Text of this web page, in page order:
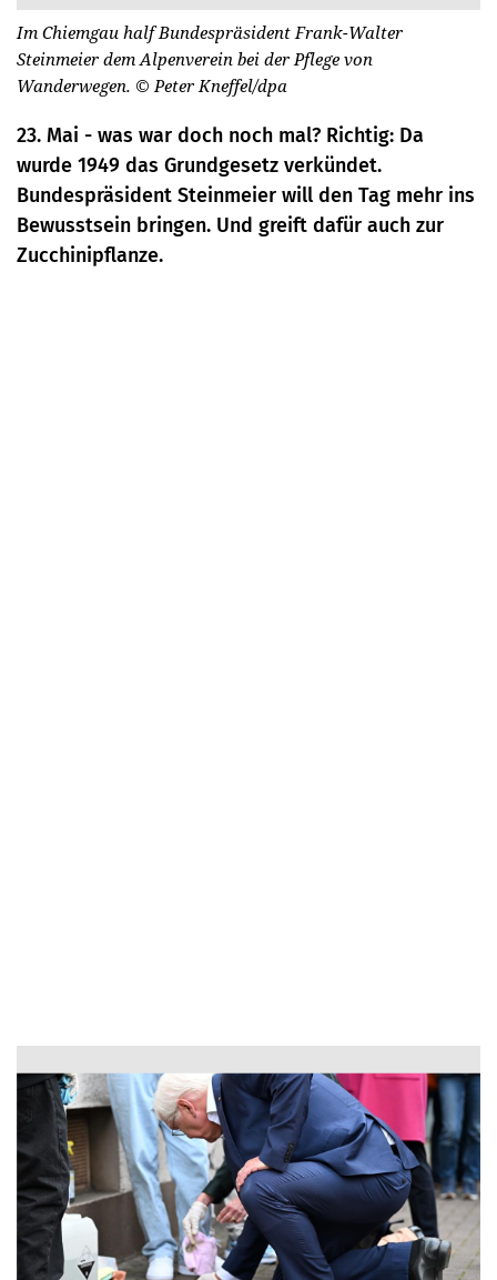
Im Chiemgau half Bundespräsident Frank-Walter
Steinmeier dem Alpenverein bei der Pflege von
Wanderwegen. © Peter Kneffel/dpa
23. Mai - was war doch noch mal? Richtig: Da
wurde 1949 das Grundgesetz verkündet.
Bundespräsident Steinmeier will den Tag mehr ins
Bewusstsein bringen. Und greift dafür auch zur
Zucchinipflanze.